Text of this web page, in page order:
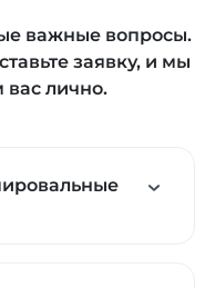
важные вопросы.
заявку, и мы
вас лично.